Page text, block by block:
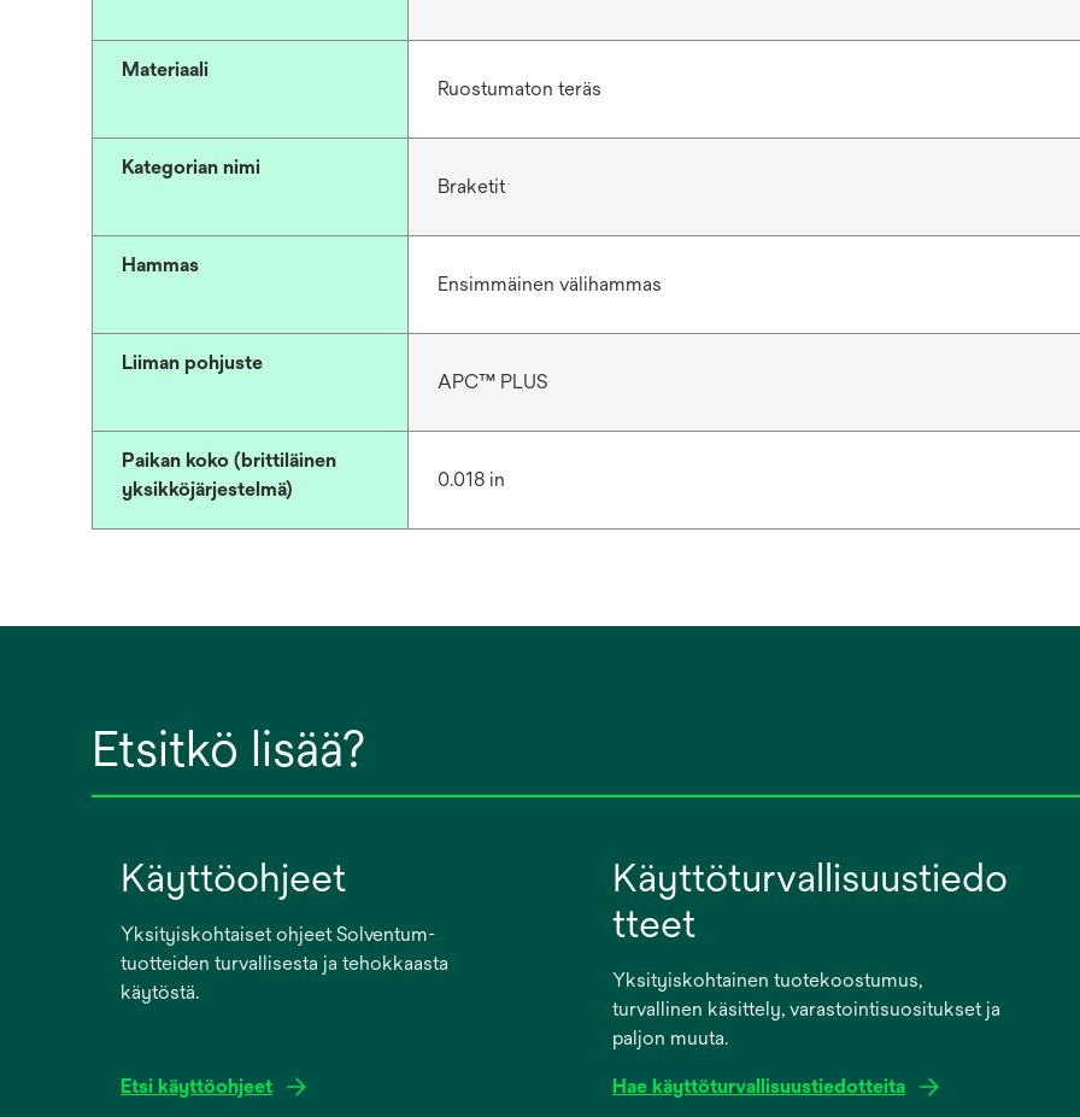
Materiaali
Ruostumaton teräs
Kategorian nimi
Braketit
Hammas
Ensimmäinen välihammas
Liiman pohjuste
APC™ PLUS
Paikan koko (brittiläinen
yksikköjärjestelmä)
0.018 in
Etsitkö lisää?
Käyttöohjeet
Yksityiskohtaiset ohjeet Solventum-
tuotteiden turvallisesta ja tehokkaasta
käytöstä.
Etsi käyttöohjeet
Käyttöturvallisuustiedo
tteet
Yksityiskohtainen tuotekoostumus,
turvallinen käsittely, varastointisuositukset ja
paljon muuta.
Hae käyttöturvallisuustiedotteita